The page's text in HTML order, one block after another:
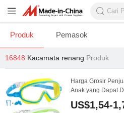
Produk Pemasok
16848 Kacamata renang Produk
Harga Grosir
Anak yang Dapat
US$1,54-